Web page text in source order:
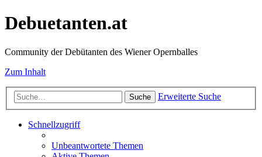
Debuetanten.at
Community der Debütanten des Wiener Opernballes
Zum Inhalt
Suche Erweiterte Suche
Schnellzugriff
Unbeantwortete Themen